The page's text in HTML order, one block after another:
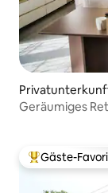
Geräumiges
Beliebter
Gäste-